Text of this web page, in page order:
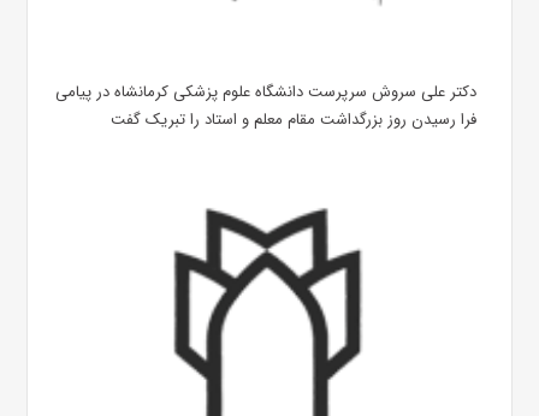
دکتر علی سروش سرپرست دانشگاه علوم پزشکی کرمانشاه در پیامی
فرا رسیدن روز بزرگداشت مقام معلم و استاد را تبریک گفت